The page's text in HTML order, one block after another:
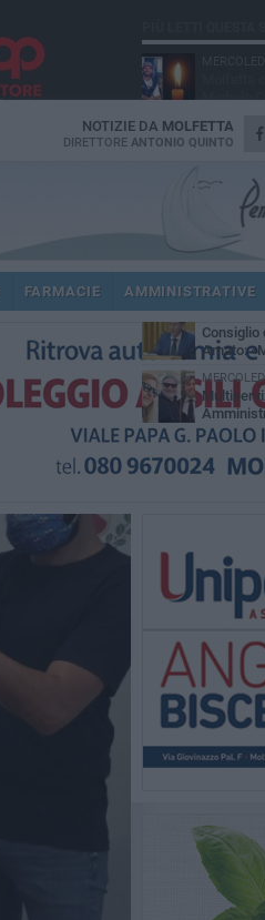
NOTIZIE DA MOLFETTA
DIRETTORE ANTONIO QUINTO
FARMACIE AMMINISTRATIVE
Michele
GIOVEDÌ 6
Marittimo
SABATO 1
La MTM
pubblicato il bando
GIOVEDÌ 6
Molfetta
maestra
SABATO 1
Consiglio
Amato:
fatto rispettare il